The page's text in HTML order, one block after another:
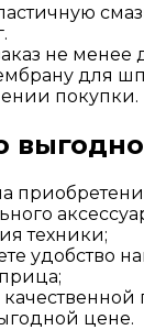
не менее
для
покупки.
техники;
удобство
цене.